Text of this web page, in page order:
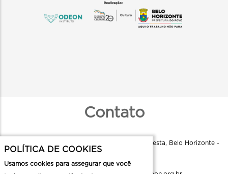
Contato
Instituto Odeon - R. Aquiles Lobo, 79 - Floresta, Belo Horizonte -
MG, 30150-160
POLÍTICA DE COOKIES
Usamos cookies para assegurar que você